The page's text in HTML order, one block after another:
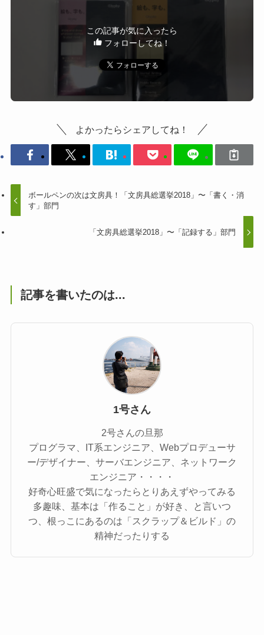
この記事が気に入ったら
フォローしてね！
よかったらシェアしてね！
ボールペンの次は文房具！「文房具総選挙2018」〜「書く・消
す」部門
「文房具総選挙2018」〜「記録する」部門
記事を書いたのは...
1号さん
2号さんの旦那
プログラマ、IT系エンジニア、Webプロデューサ
ー/デザイナー、サーバエンジニア、ネットワーク
エンジニア・・・・
好奇心旺盛で気になったらとりあえずやってみる
多趣味、基本は「作ること」が好き、と言いつ
つ、根っこにあるのは「スクラップ＆ビルド」の
精神だったりする